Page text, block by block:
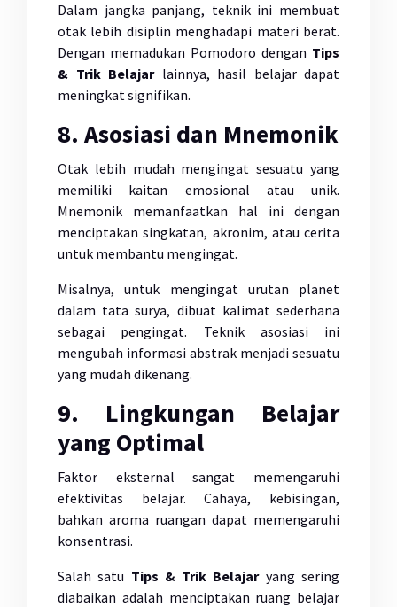
Dalam jangka panjang, teknik ini membuat
otak lebih disiplin menghadapi materi berat.
Dengan memadukan Pomodoro dengan Tips
& Trik Belajarlainnya, hasil belajar dapat
meningkat signifikan.
8. Asosiasi dan Mnemonik
Otak lebih mudah mengingat sesuatu yang
memiliki kaitan emosional atau unik.
Mnemonik memanfaatkan hal ini dengan
menciptakan singkatan, akronim, atau cerita
untuk membantu mengingat.
Misalnya, untuk mengingat urutan planet
dalam tata surya, dibuat kalimat sederhana
sebagai pengingat. Teknik asosiasi ini
mengubah informasi abstrak menjadi sesuatu
yang mudah dikenang.
9. Lingkungan Belajar
yang Optimal
Faktor eksternal sangat memengaruhi
efektivitas belajar. Cahaya, kebisingan,
bahkan aroma ruangan dapat memengaruhi
konsentrasi.
Salah satu Tips & Trik Belajaryang sering
diabaikan adalah menciptakan ruang belajar